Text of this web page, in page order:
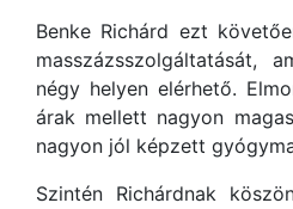
Benke Richárd ezt
masszázsszolgáltatását,
négy helyen elérhető.
árak mellett nagyon
nagyon jól képzett
Szintén Richárdnak